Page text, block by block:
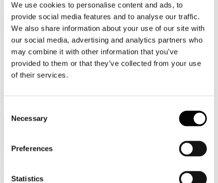
We use cookies to personalise content and ads, to
provide social media features and to analyse our traffic.
We also share information about your use of our site with
our social media, advertising and analytics partners who
may combine it with other information that you’ve
provided to them or that they’ve collected from your use
of their services.
Selection
Necessary
Preferences
Statistics
Cerca...
I Soci